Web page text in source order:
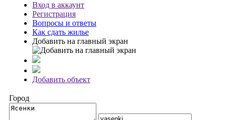
Вход в аккаунт
Регистрация
Вопросы и ответы
Как сдать жилье
Добавить на главный экран
Добавить объект
Город